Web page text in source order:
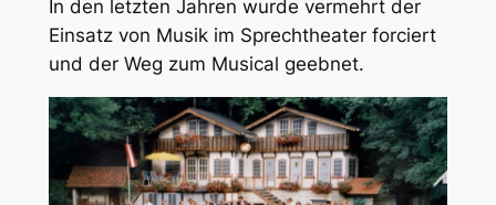
In den letzten Jahren wurde vermehrt der
Einsatz von Musik im Sprechtheater forciert
und der Weg zum Musical geebnet.